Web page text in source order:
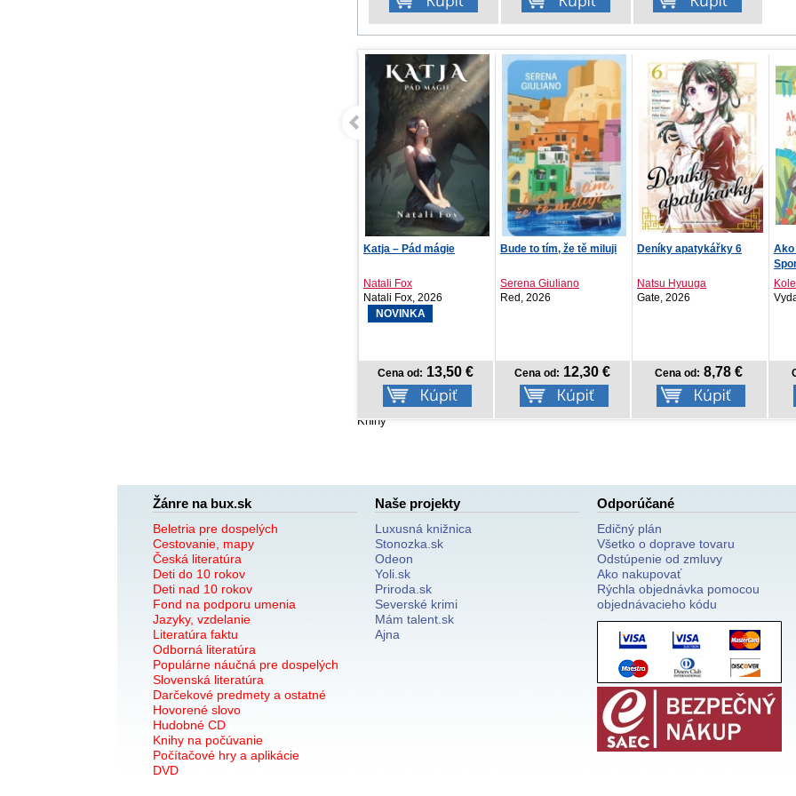
Bude to tím, že tě miluji
Serena Giuliano
Red, 2026
Cena od: 12,30 €
Deníky apatykářky 6
Natsu Hyuuga
Gate, 2026
Cena od: 8,78 €
Ako sa dnes cítiš?
Kolektív autorov
Vydavateľstvo T..., 2026
Cena od: 9,68 €
Knihy
Žánre na bux.sk
Beletria pre dospelých
Cestovanie, mapy
Česká literatúra
Deti do 10 rokov
Deti nad 10 rokov
Fond na podporu umenia
Jazyky, vzdelanie
Literatúra faktu
Odborná literatúra
Populárne náučná pre dospelých
Slovenská literatúra
Darčekové predmety a ostatné
Hovorené slovo
Hudobné CD
Knihy na počúvanie
Počítačové hry a aplikácie
DVD
Naše projekty
Luxusná knižnica
Stonozka.sk
Odeon
Yoli.sk
Priroda.sk
Severské krimi
Mám talent.sk
Ajna
Odporúčané
Edičný plán
Všetko o doprave tovaru
Odstúpenie od zmluvy
Ako nakupovať
Rýchla objednávka pomocou
objednávacieho kódu